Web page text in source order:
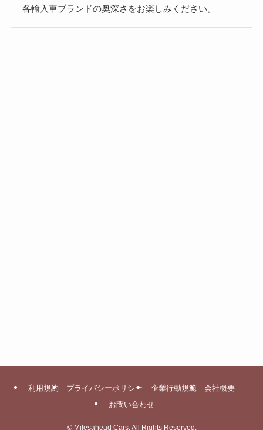
各輸入車ブランドの奥深さをお楽しみください。
利用規約 プライバシーポリシー 企業行動規範
会社概要
お問い合わせ
©Milesahead Cars, All Rights Reserved.